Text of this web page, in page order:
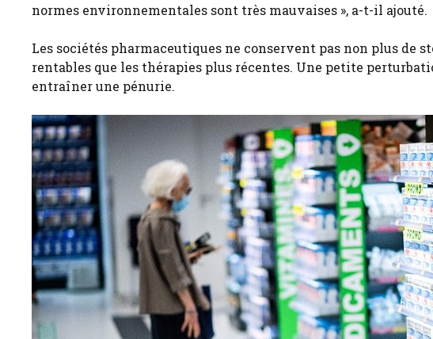
normes environnementales sont très mauvaises », a-t-il ajouté.
Les sociétés pharmaceutiques ne conservent pas non plus de
rentables que les thérapies plus récentes. Une petite
entraîner une pénurie.